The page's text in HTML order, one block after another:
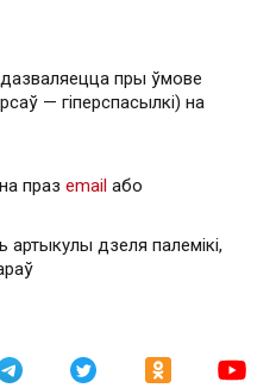
пры ўмове
— гiперспасылкi) на
праз email або
дзеля палемікі,